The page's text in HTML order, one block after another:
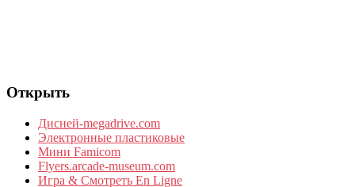
Открыть
Дисней-megadrive.com
Электронные пластиковые
Мини Famicom
Flyers.arcade-museum.com
Игра & Смотреть En Ligne